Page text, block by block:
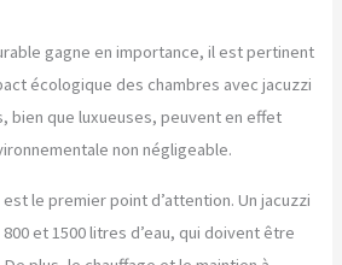
gagne en importance, il est pertinent
écologique des chambres avec jacuzzi
bien que luxueuses, peuvent en effet
non négligeable.
est le premier point d’attention. Un jacuzzi
et 1500 litres d’eau, qui doivent être